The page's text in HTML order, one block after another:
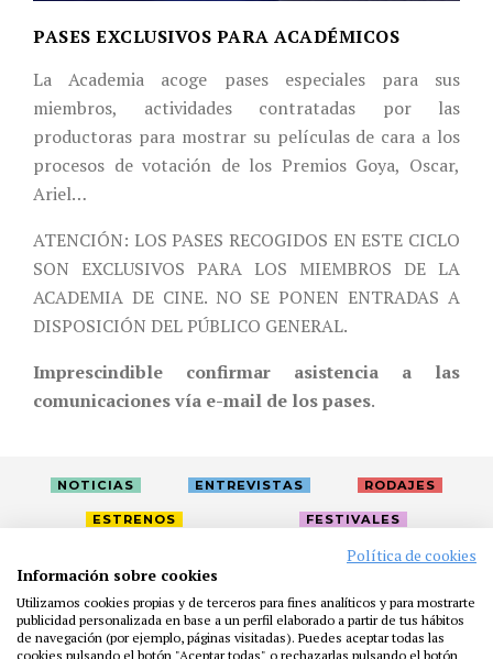
PASES EXCLUSIVOS PARA ACADÉMICOS
La Academia acoge pases especiales para sus
miembros, actividades contratadas por las
productoras para mostrar su películas de cara a los
procesos de votación de los Premios Goya, Oscar,
Ariel…
ATENCIÓN: LOS PASES RECOGIDOS EN ESTE CICLO
SON EXCLUSIVOS PARA LOS MIEMBROS DE LA
ACADEMIA DE CINE. NO SE PONEN ENTRADAS A
DISPOSICIÓN DEL PÚBLICO GENERAL.
Imprescindible confirmar asistencia a las
comunicaciones vía e-mail de los pases.
NOTICIAS ENTREVISTAS RODAJES
ESTRENOS FESTIVALES
PRENSA
FUNDACIÓN RESIDENCIAS
AYUDAS
BIBLIOTECA
PUBLICACIONES CONTACTO
Política de cookies
Información sobre cookies
Utilizamos cookies propias y de terceros para fines analíticos y para mostrarte
publicidad personalizada en base a un perfil elaborado a partir de tus hábitos
de navegación (por ejemplo, páginas visitadas). Puedes aceptar todas las
cookies pulsando el botón "Aceptar todas" o rechazarlas pulsando el botón